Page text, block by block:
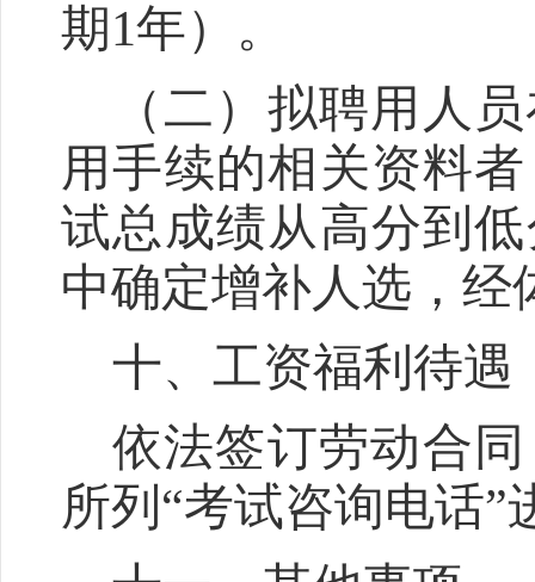
期1年）。
（二）拟聘用人
用手续的相关资料
试总成绩从高分到
中确定增补人选，经
十、工资福利待遇
依法签订劳动合
所列 “考试咨询电话”